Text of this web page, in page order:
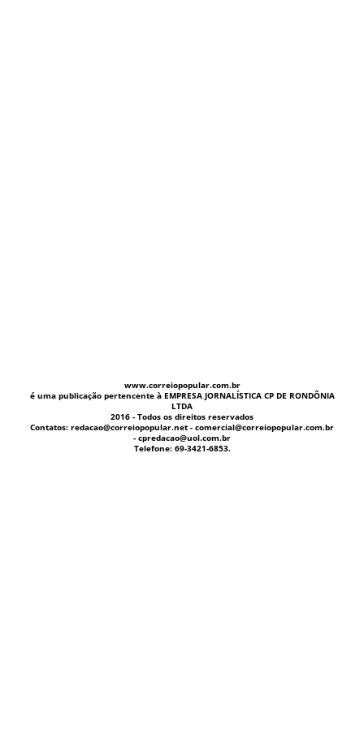
www.correiopopular.com.br
é uma publicação pertencente à EMPRESA JORNALÍSTICA CP DE RONDÔNIA
LTDA
2016 - Todos os direitos reservados
Contatos: redacao@correiopopular.net - comercial@correiopopular.com.br
- cpredacao@uol.com.br
Telefone: 69-3421-6853.